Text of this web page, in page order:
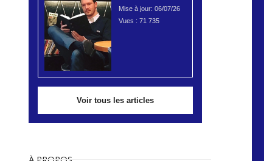
Mise à jour: 06/07/26
Vues : 71 735
Voir tous les articles